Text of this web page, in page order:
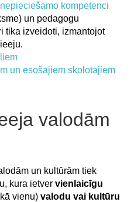
kompetenci
un pedagogu
tika izveidoti, izmantojot
un esošajiem skolotājiem
valodām
un kultūrām tiek
kura ietver vienlaicīgu
vienu) valodu vai kultūru